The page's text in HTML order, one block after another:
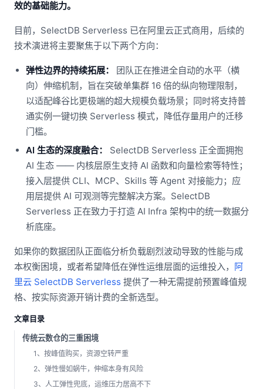
效的基础能力。
目前，SelectDB Serverless 已在阿里云正式商用，后续的
技术演进将主要聚焦于以下两个方向：
弹性边界的持续拓展：
团队正在推进全自动的水平（横
向）伸缩机制，旨在突破单集群 16 倍的纵向物理限制，
以适配峰谷比更极端的超大规模负载场景；同时将支持普
通实例一键切换 Serverless 模式，降低存量用户的迁移
门槛。
AI 生态的深度融合：
SelectDB Serverless 正全面拥抱
AI 生态 —— 内核层原生支持 AI 函数和向量检索等特性；
接入层提供 CLI、MCP、Skills 等 Agent 对接能力；应
用层提供 AI 可观测等完整解决方案。SelectDB
Serverless 正在致力于打造 AI Infra 架构中的统一数据分
析底座。
如果你的数据团队正面临分析负载剧烈波动导致的性能与成
本权衡困境，或者希望降低在弹性运维层面的运维投入， 阿
里云 SelectDB Serverless 提供了一种无需提前预置峰值规
格、按实际资源开销计费的全新选型。
文章目录
传统云数仓的三重困境
1、按峰值购买，资源空转严重
2、弹性慢如蜗牛，伸缩本身有风险
3、人工弹性兜底，运维压力居高不下